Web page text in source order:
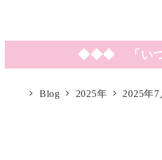
◆◆◆ 「いつ
Blog 2025年 2025年7